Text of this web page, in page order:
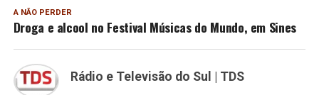
A NÃO PERDER
Droga e alcool no Festival Músicas do Mundo, em Sines
Rádio e Televisão do Sul | TDS